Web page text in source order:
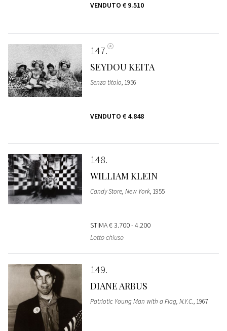
VENDUTO € 9.510
147
SEYDOU KEITA
Senza titolo, 1956
VENDUTO € 4.848
148
WILLIAM KLEIN
Candy Store, New York, 1955
STIMA€ 3.700 - 4.200
Lotto chiuso
149
DIANE ARBUS
Patriotic Young Man with a Flag, N.Y.C., 1967